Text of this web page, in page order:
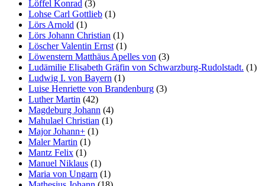
Löffel Konrad (3)
Lohse Carl Gottlieb (1)
Lörs Arnold (1)
Lörs Johann Christian (1)
Löscher Valentin Ernst (1)
Löwenstern Matthäus Apelles von (3)
Ludämilie Elisabeth Gräfin von Schwarzburg-Rudolstadt. (1)
Ludwig I. von Bayern (1)
Luise Henriette von Brandenburg (3)
Luther Martin (42)
Magdeburg Johann (4)
Mahulael Christian (1)
Major Johann+ (1)
Maler Martin (1)
Mantz Felix (1)
Manuel Niklaus (1)
Maria von Ungarn (1)